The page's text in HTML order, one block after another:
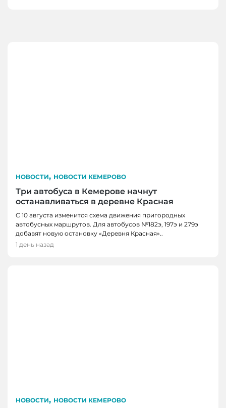
НОВОСТИ, НОВОСТИ КЕМЕРОВО
Три автобуса в Кемерове начнут
останавливаться в деревне Красная
С 10 августа изменится схема движения пригородных
автобусных маршрутов. Для автобусов №182э, 197э и 279э
добавят новую остановку «Деревня Красная»..
1 день назад
НОВОСТИ, НОВОСТИ КЕМЕРОВО